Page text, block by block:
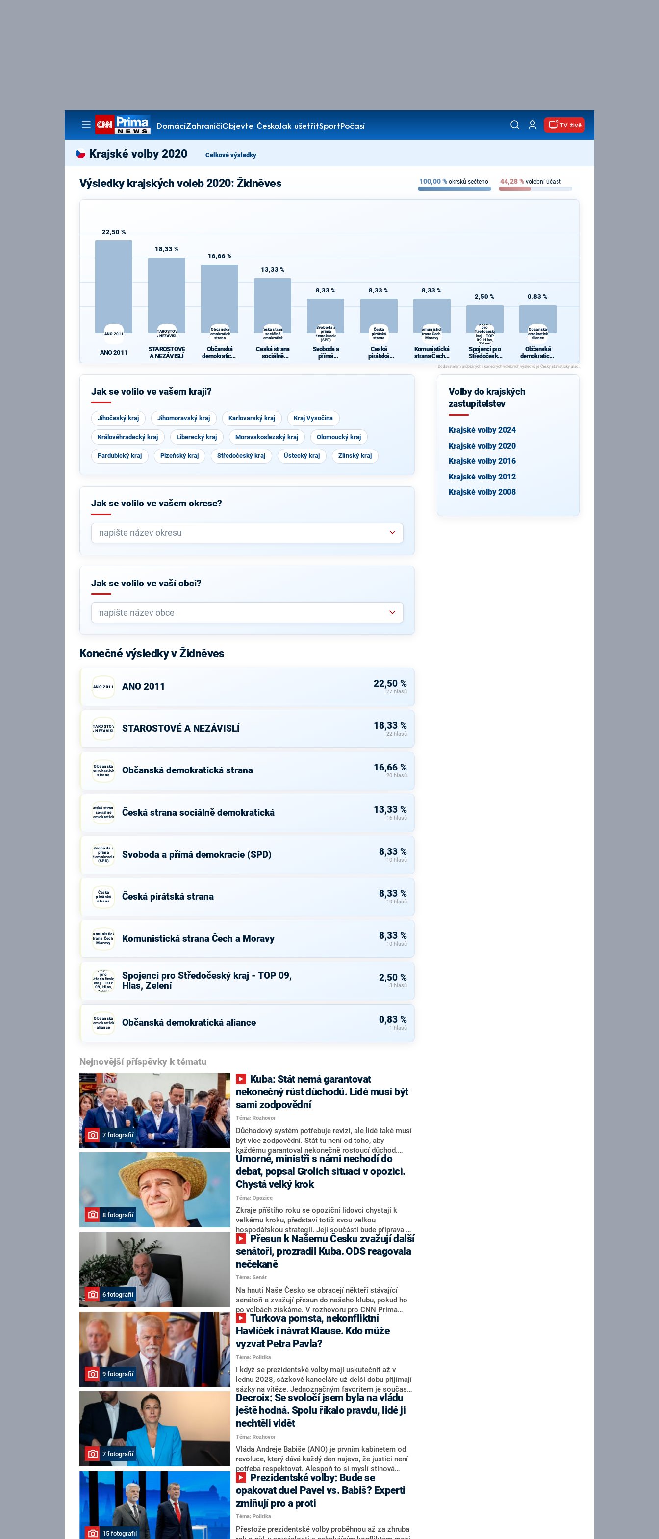
DomácíZahraničíObjevte ČeskoJak ušetřitSportPočasí
Pořady
TV živě
Krajské volby 2020 Celkové výsledky
Výsledky krajských voleb 2020: Židněves 100,00% okrsků sečteno 44,28% volební účast
22,50 %
ANO 2011
ANO 2011
18,33 %
STAROSTOVÉ
A NEZÁVISLÍ
STAROSTOVÉ
A NEZÁVISLÍ
16,66 %
Občanská
demokratická
strana
Občanská
demokratická
13,33 %
Česká strana
sociálně
demokratická
Česká strana
sociálně
8,33 %
Svoboda a
přímá
demokracie
(SPD)
Svoboda a
přímá
8,33 %
Česká
pirátská
strana
Česká
pirátská
strana
8,33 %
Komunistická
strana Čech a
Moravy
Komunistická
strana Čech a
Moravy
2,50 %
Spojenci
pro
Středočeský
kraj - TOP
09, Hlas,
Zelení
Spojenci pro
Středočeský
kraj - TOP 09,
Hlas, Zelení
0,83 %
Občanská
demokratická
aliance
Občanská
demokratická
aliance
Jak se volilo ve vašem kraji?
Jihočeský kraj Jihomoravský kraj Karlovarský kraj Kraj Vysočina
Královéhradecký kraj Liberecký kraj Moravskoslezský kraj Olomoucký kraj
Pardubický kraj Plzeňský kraj Středočeský kraj Ústecký kraj Zlínský kraj
Jak se volilo ve vašem okrese?
Jak se volilo ve vaší obci?
Konečné výsledky v Židněves
ANO 2011 ANO 2011 22,50 %
27 hlasů
STAROSTOVÉ
A NEZÁVISLÍ
STAROSTOVÉ A NEZÁVISLÍ 18,33 %
22 hlasů
Občanská
demokratická
strana
Občanská demokratická strana 16,66 %
20 hlasů
Česká strana
sociálně
demokratická
Česká strana sociálně demokratická 13,33 %
16 hlasů
Svoboda a
přímá
demokracie
(SPD)
Svoboda a přímá demokracie (SPD) 8,33 %
10 hlasů
Česká
pirátská
strana
Česká pirátská strana 8,33 %
10 hlasů
Komunistická
strana Čech a
Moravy
Komunistická strana Čech a Moravy 8,33 %
10 hlasů
Spojenci
pro
Středočeský
kraj - TOP
09, Hlas,
Zelení
Spojenci pro Středočeský kraj - TOP 09,
Hlas, Zelení
2,50 %
3 hlasů
Občanská
demokratická
aliance
Občanská demokratická aliance 0,83 %
1 hlasů
Nejnovější příspěvky k tématu
7 fotografií
nekonečný růst důchodů. Lidé musí být
sami zodpovědní
Téma: Rozhovor
Důchodový systém potřebuje revizi, ale lidé také musí
být více zodpovědní. Stát tu není od toho, aby
každému garantoval nekonečně rostoucí důchod.
Chybí tu nový systém a my ho představíme,řekl
hejtman Jihočeského kraje a předseda hnutí Naše
Česko Martin Kuba v rozhovoru pro CNN Prima NEWS.
V čele státu pak podle něj nemůže být člověk, který by
střetem zájmů omezoval čerpání financí a rozvoj,
dodal. Řešení u Andreje Babiše ale hodnotit nechtěl.
8 fotografií
Úmorné, ministři s námi nechodí do
debat, popsal Grolich situaci v opozici.
Chystá velký krok
Téma: Opozice
Zkraje příštího roku se opoziční lidovci chystají k
velkému kroku, představí totiž svou velkou
hospodářskou strategii. Její součástí bude příprava na
stárnutí populace, řekl ve středu na setkání s novináři
nový předseda lidovců Jan Grolich. Ten zároveň v
senátních volbách kandiduje ve Vyškově. Popsal i
aktivitu opozice, o níž vládní strany nebo političtí
komentátoři mluví jako o slabé a v defenzivě. „Je to
úmorná práce upozorňovat na chyby vlády. Ministři s
námi navíc nechodí do debat. Chceme ale ukazovat
svoje témata,“ odpověděl Grolich na dotaz CNN Prima
NEWS.
6 fotografií
senátoři, prozradil Kuba. ODS reagovala
nečekaně
Téma: Senát
Na hnutí Naše Česko se obracejí někteří stávající
senátoři a zvažují přesun do našeho klubu, pokud ho
po volbách získáme. V rozhovoru pro CNN Prima
NEWS to řekl zakladatel hnutí a jihočeský hejtman
Martin Kuba. Konkrétní nebyl, ale získat by takto mohl
například senátora Zdeňka Hrabu, který je dnes
součástí klubu ODS a TOP 09. Hraba to na dotaz
redakce nevyloučil. Předseda klubu senátorů ODS
Zdeněk Nytra redakci řekl, že počítá s odchodem
některých senátorů z klubu a že Naše Česko není
nepřítel, ale soupeř.
9 fotografií
Havlíček i návrat Klause. Kdo může
vyzvat Petra Pavla?
Téma: Politika
I když se prezidentské volby mají uskutečnit až v
lednu 2028, sázkové kanceláře už delší dobu přijímají
sázky na vítěze. Jednoznačným favoritem je současná
hlava státu Petr Pavel. Daleko za ním pak bookmakeři
zmiňují dva výrazné politiky ANO, tedy premiéra
Andreje Babiše a ministra průmyslu Karla Havlíčka.
Oblíbeným tipem samotných sázkařů je poslanec za
Motoristy Filip Turek. Politolog Jan Kubáček nicméně
o případné kandidatuře kohokoliv ze zmíněné trojice
značně pochybuje. Podle něj současná koalice dosud
nemá osobu, která by Pavlovi mohla konkurovat.
7 fotografií
Decroix: Se svoločí jsem byla na vládu
ještě hodná. Spolu říkalo pravdu, lidé ji
nechtěli vidět
Téma: Rozhovor
Vláda Andreje Babiše (ANO) je prvním kabinetem od
revoluce, který dává každý den najevo, že justici není
potřeba respektovat. Alespoň to si myslí stínová
ministryně spravedlnosti ODS Eva Decroix. V
rozhovoru pro CNN Prima NEWS si nebrala servítky
ohledně politického výkonu svého nástupce Jeronýma
Tejce (za ANO) či vládní zmocněnkyně pro lidská
práva Taťány Malé (ANO). Označením „svoloč“ na
adresu vlády prý byla ještě hodná. Decroix se také
15 fotografií
opakovat duel Pavel vs. Babiš? Experti
zmiňují pro a proti
Téma: Politika
Přestože prezidentské volby proběhnou až za zhruba
Volby do krajských
zastupitelstev
Krajské volby 2024
Krajské volby 2020
Krajské volby 2016
Krajské volby 2012
Krajské volby 2008